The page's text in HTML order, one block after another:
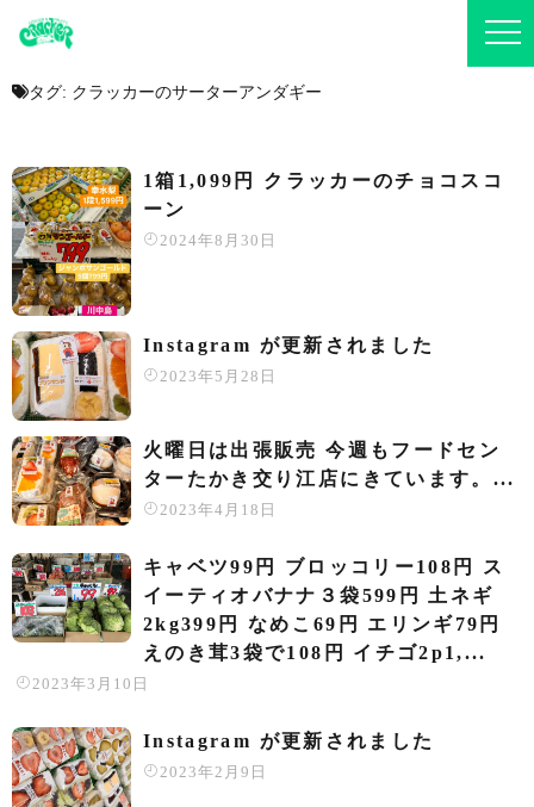
タグ: クラッカーのサーターアンダギー
1箱1,099円 クラッカーのチョコスコ
ーン
2024年8月30日
Instagram が更新されました
2023年5月28日
火曜日は出張販売️ 今週もフードセン
ターたかき交り江店にきています。...
2023年4月18日
キャベツ99円 ブロッコリー108円 ス
イーティオバナナ３袋599円 土ネギ
2kg399円 なめこ69円 エリンギ79円
えのき茸3袋で108円 イチゴ2p1,...
2023年3月10日
Instagram が更新されました
2023年2月9日